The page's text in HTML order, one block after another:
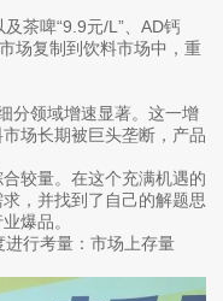
茶啤“9.9元/L”、AD钙
场复制到饮料市场中，重
分领域增速显著。这一增
场长期被巨头垄断，产品
较量。在这个充满机遇的
，并找到了自己的解题思
爆品。
行考量：市场上存量